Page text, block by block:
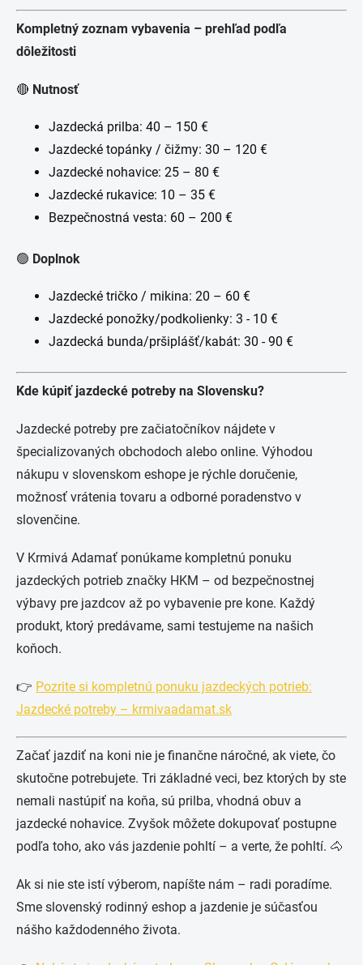
Kompletný zoznam vybavenia – prehľad podľa
dôležitosti
🔴 Nutnosť
Jazdecká prilba: 40 – 150 €
Jazdecké topánky / čižmy: 30 – 120 €
Jazdecké nohavice: 25 – 80 €
Jazdecké rukavice: 10 – 35 €
Bezpečnostná vesta: 60 – 200 €
🟢 Doplnok
Jazdecké tričko / mikina: 20 – 60 €
Jazdecké ponožky/podkolienky: 3 - 10 €
Jazdecká bunda/pršiplášť/kabát: 30 - 90 €
Kde kúpiť jazdecké potreby na Slovensku?
Jazdecké potreby pre začiatočníkov nájdete v
špecializovaných obchodoch alebo online. Výhodou
nákupu v slovenskom eshope je rýchle doručenie,
možnosť vrátenia tovaru a odborné poradenstvo v
slovenčine.
V Krmivá Adamať ponúkame kompletnú ponuku
jazdeckých potrieb značky HKM – od bezpečnostnej
výbavy pre jazdcov až po vybavenie pre kone. Každý
produkt, ktorý predávame, sami testujeme na našich
koňoch.
👉 Pozrite si kompletnú ponuku jazdeckých potrieb:
Jazdecké potreby – krmivaadamat.sk
Začať jazdiť na koni nie je finančne náročné, ak viete, čo
skutočne potrebujete. Tri základné veci, bez ktorých by ste
nemali nastúpiť na koňa, sú prilba, vhodná obuv a
jazdecké nohavice. Zvyšok môžete dokupovať postupne
podľa toho, ako vás jazdenie pohltí – a verte, že pohltí. 🐴
Ak si nie ste istí výberom, napíšte nám – radi poradíme.
Sme slovenský rodinný eshop a jazdenie je súčasťou
nášho každodenného života.